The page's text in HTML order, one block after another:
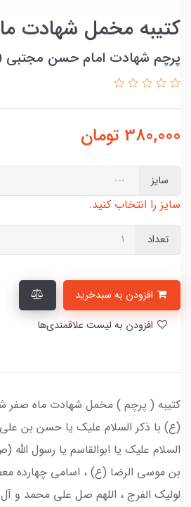
کتیبه مخمل شهادت
پرچم شهادت امام حسن
380,000 تومان
سایز
سایز را انتخاب کنید.
تعداد
کتیبه ( پرچم ) مخمل شهادت ماه صفر
(ع) با ذکر السلام علیک یا حسن بن
السلام علیک یا ابوالقاسم یا رسول
بن موسی الرضا (ع) ، اسامی چهارده
لولیک الفرج ، اللهم صل علی محمد و